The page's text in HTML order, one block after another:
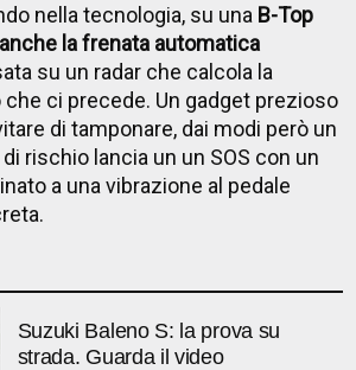
nella tecnologia, su una B-Top
la frenata automatica
su un radar che calcola la
ci precede. Un gadget prezioso
di tamponare, dai modi però un
rischio lancia un un SOS con un
a una vibrazione al pedale
Suzuki Baleno S: la prova su
strada. Guarda il video